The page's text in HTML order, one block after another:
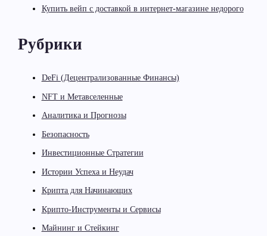
Купить вейп с доставкой в интернет-магазине недорого
Рубрики
DeFi (Децентрализованные Финансы)
NFT и Метавселенные
Аналитика и Прогнозы
Безопасность
Инвестиционные Стратегии
Истории Успеха и Неудач
Крипта для Начинающих
Крипто-Инструменты и Сервисы
Майнинг и Стейкинг